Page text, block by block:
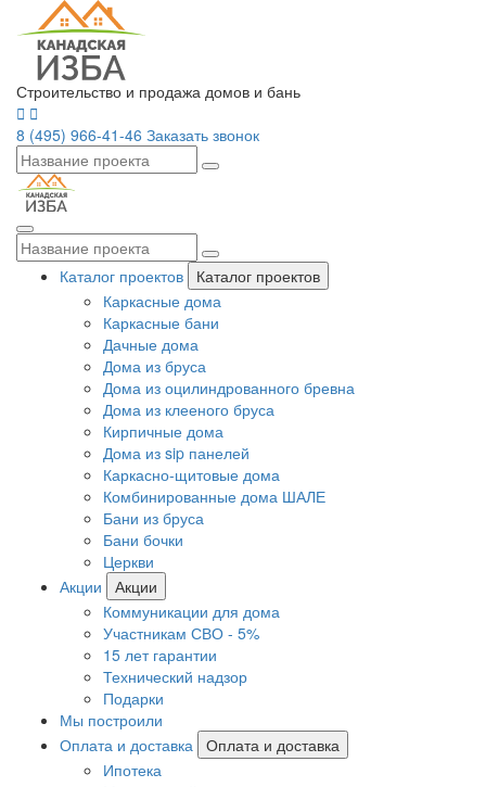
Строительство и продажа домов и бань
8 (495) 966-41-46 Заказать звонок
Каталог проектов
Каталог проектов
Каркасные дома
Каркасные бани
Дачные дома
Дома из бруса
Дома из оцилиндрованного бревна
Дома из клееного бруса
Кирпичные дома
Дома из sip панелей
Каркасно-щитовые дома
Комбинированные дома ШАЛЕ
Бани из бруса
Бани бочки
Церкви
Акции
Акции
Коммуникации для дома
Участникам СВО - 5%
15 лет гарантии
Технический надзор
Подарки
Мы построили
Оплата и доставка
Оплата и доставка
Ипотека